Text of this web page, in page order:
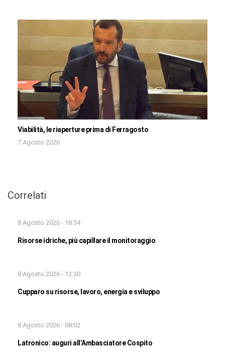
Viabilità, le riaperture prima di Ferragosto
7 Agosto 2026
Correlati
8 Agosto 2026 - 18:54
Risorse idriche, più capillare il monitoraggio
8 Agosto 2026 - 12:30
Cupparo su risorse, lavoro, energia e sviluppo
8 Agosto 2026 - 08:02
Latronico: auguri all’Ambasciatore Cospito